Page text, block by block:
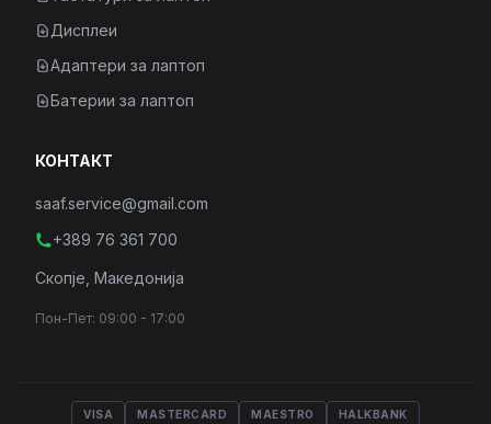
Дисплеи
Адаптери за лаптоп
Батерии за лаптоп
КОНТАКТ
saaf.service@gmail.com
+389 76 361 700
Скопје, Македонија
Пон-Пет: 09:00 - 17:00
VISA MASTERCARD MAESTRO HALKBANK